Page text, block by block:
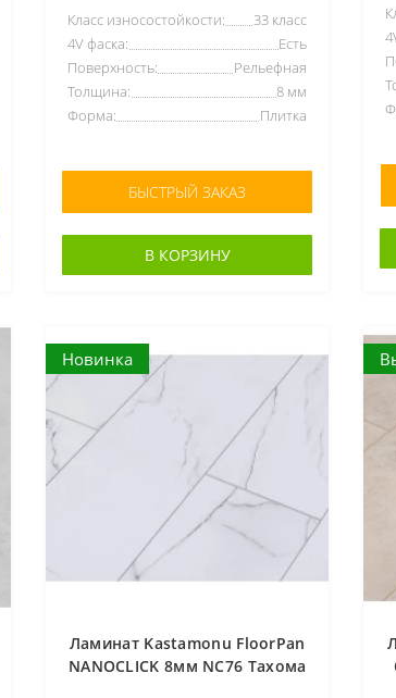
Класс износостойкости:
33 класс
4V фаска:
Есть
Поверхность:
Рельефная
Толщина:
8 мм
Форма:
Плитка
БЫСТРЫЙ ЗАКАЗ
В КОРЗИНУ
Новинка
Ламинат Kastamonu FloorPan
NANOCLICK 8мм NC76 Тахома